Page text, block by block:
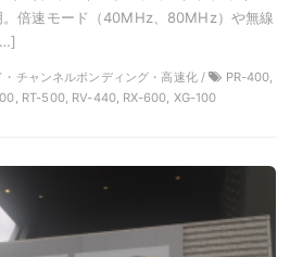
倍速モード（40MHz、80MHz）や無線
チャンネルボンディング・高速化 /
PR-400,
RT-500, RV-440, RX-600, XG-100